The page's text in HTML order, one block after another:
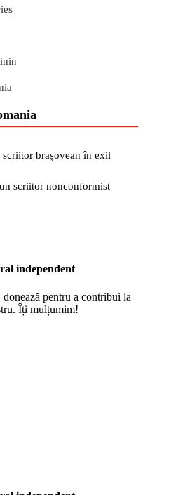
scriitor brașovean în exil
scriitor nonconformist
independent
pentru a contribui la
Îți mulțumim!